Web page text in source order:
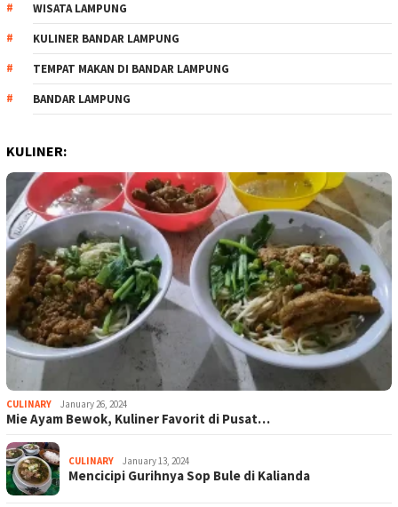
WISATA LAMPUNG
KULINER BANDAR LAMPUNG
TEMPAT MAKAN DI BANDAR LAMPUNG
BANDAR LAMPUNG
KULINER:
CULINARY January 26, 2024
Mie Ayam Bewok, Kuliner Favorit di Pusat…
CULINARY January 13, 2024
Mencicipi Gurihnya Sop Bule di Kalianda